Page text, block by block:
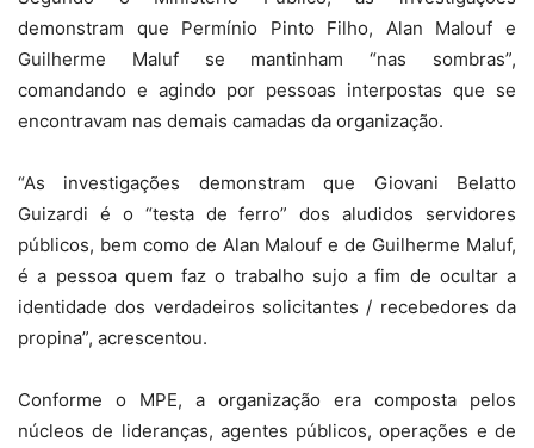
demonstram que Permínio Pinto Filho, Alan Malouf e
Guilherme Maluf se mantinham “nas sombras”,
comandando e agindo por pessoas interpostas que se
encontravam nas demais camadas da organização.
“As investigações demonstram que Giovani Belatto
Guizardi é o “testa de ferro” dos aludidos servidores
públicos, bem como de Alan Malouf e de Guilherme Maluf,
é a pessoa quem faz o trabalho sujo a fim de ocultar a
identidade dos verdadeiros solicitantes / recebedores da
propina”, acrescentou.
Conforme o MPE, a organização era composta pelos
núcleos de lideranças, agentes públicos, operações e de